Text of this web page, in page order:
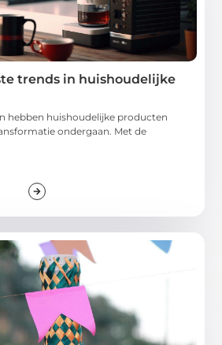
trends in huishoudelijke
hebben huishoudelijke producten
ondergaan. Met de